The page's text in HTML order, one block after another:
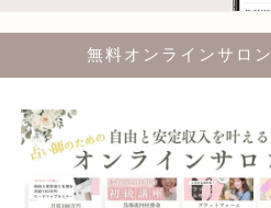
無料オンラインサロン